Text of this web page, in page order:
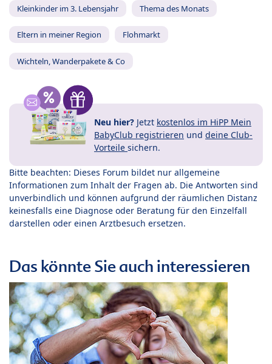
Kleinkinder im 3. Lebensjahr Thema des Monats
Eltern in meiner Region Flohmarkt
Wichteln, Wanderpakete & Co
Neu hier? Jetzt kostenlos im HiPP Mein
BabyClub registrieren und deine Club-
Vorteile sichern.
Bitte beachten: Dieses Forum bildet nur allgemeine
Informationen zum Inhalt der Fragen ab. Die Antworten sind
unverbindlich und können aufgrund der räumlichen Distanz
keinesfalls eine Diagnose oder Beratung für den Einzelfall
darstellen oder einen Arztbesuch ersetzen.
Das könnte Sie auch interessieren